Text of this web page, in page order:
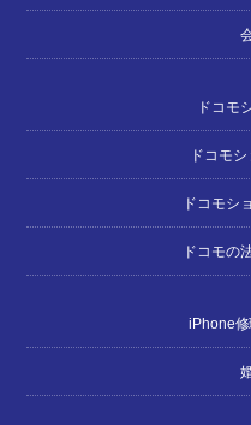
ドコモ
ドコモ
ドコモシ
ドコモの
iPhone